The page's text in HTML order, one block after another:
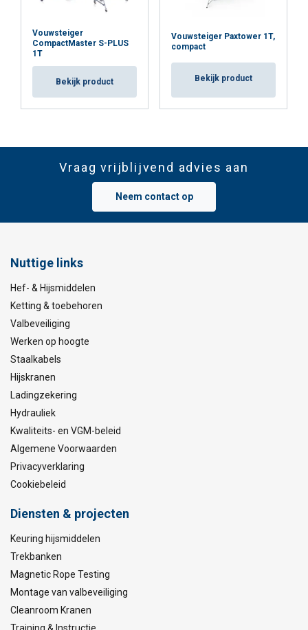
Vouwsteiger
CompactMaster S-PLUS
1T
Bekijk product
Vouwsteiger Paxtower 1T,
compact
Bekijk product
Vraag vrijblijvend advies aan
Neem contact op
Nuttige links
Hef- & Hijsmiddelen
Ketting & toebehoren
Valbeveiliging
Werken op hoogte
Staalkabels
Hijskranen
Ladingzekering
Hydrauliek
Kwaliteits- en VGM-beleid
Algemene Voorwaarden
Privacyverklaring
Cookiebeleid
Diensten & projecten
Keuring hijsmiddelen
Trekbanken
Magnetic Rope Testing
Montage van valbeveiliging
Cleanroom Kranen